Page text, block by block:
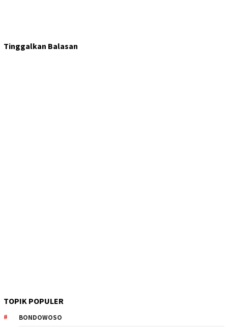
Tinggalkan Balasan
TOPIK POPULER
BONDOWOSO